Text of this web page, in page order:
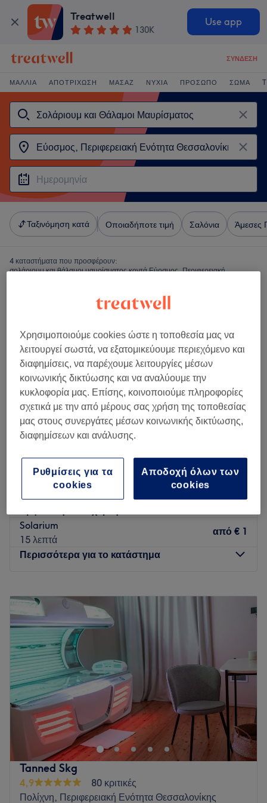
Treatwell
130K
Use app
ΣΎΝΔΕΣΗ
ΜΑΛΛΙΆ ΑΠΟΤΡΊΧΩΣΗ ΜΑΣΆΖ ΝΎΧΙΑ ΠΡΌΣΩΠΟ ΣΏΜΑ
Ταξινόμηση κατά Οποιαδήποτε τιμή Σαλόνια Άμεσες
4 καταστήματα που προσφέρουν:
σολάριουμ και θάλαμοι μαυρίσματος κοντά Εύοσμος, Περιφερειακή
Elysian Beauty Salon Εύοσμος
Εύοσμος, Περιφερειακή Ενότητα Θεσσαλονίκης
Solarium
15 λεπτά
από € 1
Περισσότερα για το κατάστημα
Τρίτη
Τετάρτη
09:00
Πέμπτη
09:00
Παρασκευή
Σάββατο
Κυριακή
Κλειστό
Το Elysian beauty salon λειτουργεί στον Εύοσμο
Θεσσαλονίκης από το 2019 από δύο καταξιωμένες
αισθητικούς ΤΕΙ την Άννα και Κωνσταντίνα Κωνσταντινίδου
με πολύ αγάπη και αφοσίωση για τον χώρο της αισθητικής,
με συνεχή έρευνα και αναζήτηση για τις πιο εξελιγμένες
υπηρεσίες και τεχνικές για τα πιο άψογα αποτελέσματα! Στο
κατάστημα θα βρείς ένα ζεστό, φιλόξενο, επαγγελαμτικό
Tanned Skg
4,9
80 κριτικές
Πολίχνη, Περιφερειακή Ενότητα Θεσσαλονίκης
Χρησιμοποιούμε cookies ώστε η τοποθεσία μας να
λειτουργεί σωστά, να εξατομικεύουμε περιεχόμενο και
διαφημίσεις, να παρέχουμε λειτουργίες μέσων
κοινωνικής δικτύωσης και να αναλύουμε την
κυκλοφορία μας. Επίσης, κοινοποιούμε πληροφορίες
σχετικά με την από μέρους σας χρήση της τοποθεσίας
μας στους συνεργάτες μέσων κοινωνικής δικτύωσης,
διαφημίσεων και ανάλυσης.
Αποδοχή όλων των
cookies
Ρυθμίσεις για τα
cookies